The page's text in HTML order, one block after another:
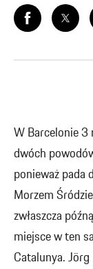
W Barcelonie
dwóch
ponieważ pada
Morzem
zwłaszcza
miejsce w ten
Catalunya.